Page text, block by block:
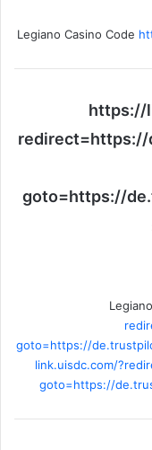
Legiano Casino Code
https://
redirect=https://
goto=https://
goto=https://
link.uisdc.com/
goto=https://